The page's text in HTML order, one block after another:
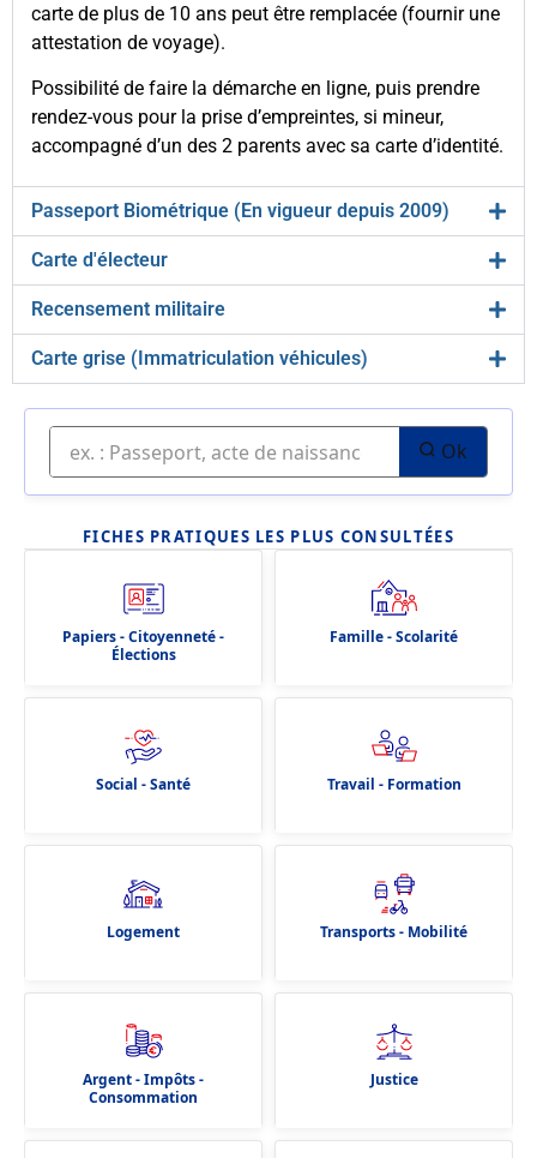
carte de plus de 10 ans peut être remplacée (fournir une
attestation de voyage).
Possibilité de faire la démarche en ligne, puis prendre
rendez-vous pour la prise d’empreintes, si mineur,
accompagné d’un des 2 parents avec sa carte d’identité.
Passeport Biométrique (En vigueur depuis 2009)
Carte d'électeur
Recensement militaire
Carte grise (Immatriculation véhicules)
Ok
FICHES PRATIQUES LES PLUS CONSULTÉES
Papiers - Citoyenneté -
Élections
Famille - Scolarité
Social - Santé Travail - Formation
Logement Transports - Mobilité
Argent - Impôts -
Consommation
Justice